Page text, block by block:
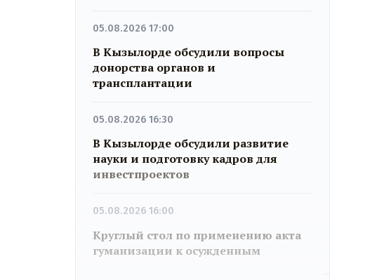
05.08.2026 17:00
В Кызылорде обсудили вопросы
донорства органов и
трансплантации
05.08.2026 16:30
В Кызылорде обсудили развитие
науки и подготовку кадров для
инвестпроектов
05.08.2026 16:00
Круглый стол по применению акта
гуманизации к осужденным